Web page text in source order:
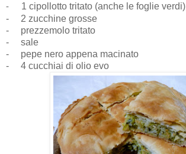
-
1 cipollotto tritato (anche le foglie verdi)
-
2 zucchine grosse
-
prezzemolo tritato
-
sale
-
pepe nero appena macinato
-
4 cucchiai di olio evo